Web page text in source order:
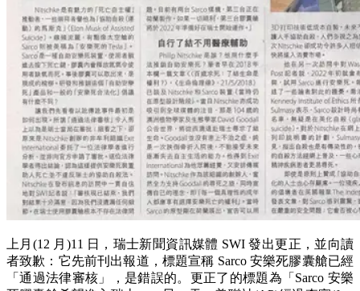
上月(12 月)11 日，瑞士新聞資訊媒體 SWI 發出更正，並向讀
者致歉：它先前刊出報道，標題宣稱 Sarco 安樂死膠囊艙已經
「通過法律審核」，是錯誤的。更正了的標題為「Sarco 安樂